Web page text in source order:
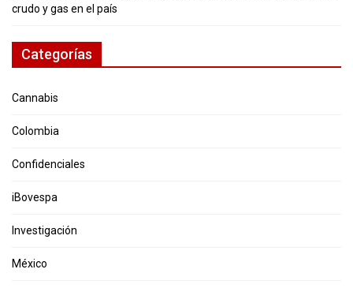
crudo y gas en el país
Categorías
Cannabis
Colombia
Confidenciales
iBovespa
Investigación
México